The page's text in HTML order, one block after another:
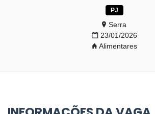
PJ
Serra
23/01/2026
Alimentares